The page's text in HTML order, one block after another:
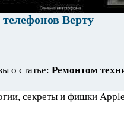
Верту
о статье: Ремонтом